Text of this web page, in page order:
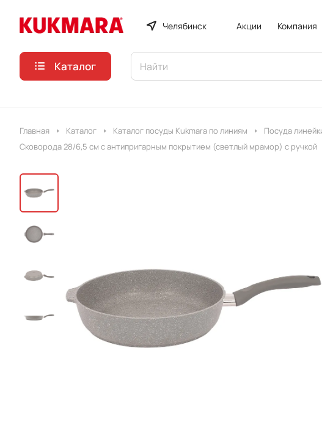
Челябинск Акции Компания
Каталог
Главная Каталог Каталог посуды Kukmara по линиям Посуда
Сковорода 28/6,5 см с антипригарным покрытием (светлый мрамор) с ручкой